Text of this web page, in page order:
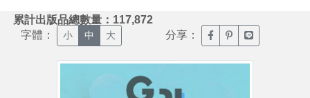
累計出版品總數量：117,872
字體： 小 中 大 分享： 臉書分享(另開新視窗)
噗浪分享(另開新
Line分享(另